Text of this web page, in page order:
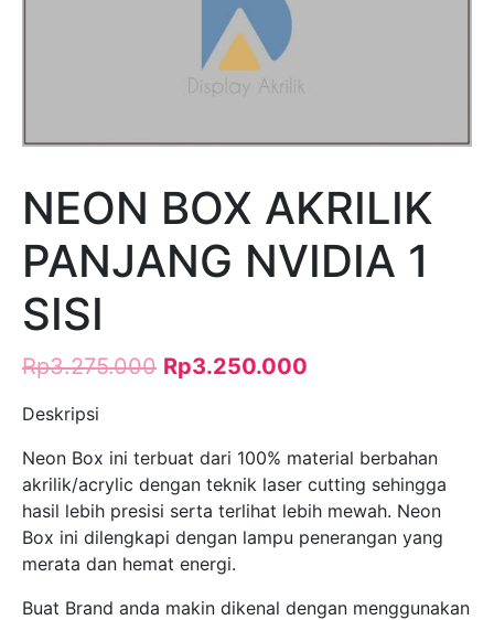
NEON BOX AKRILIK
PANJANG NVIDIA 1
SISI
Rp3.275.000 Rp3.250.000
Deskripsi
Neon Box ini terbuat dari 100% material berbahan
akrilik/acrylic dengan teknik laser cutting sehingga
hasil lebih presisi serta terlihat lebih mewah. Neon
Box ini dilengkapi dengan lampu penerangan yang
merata dan hemat energi.
Buat Brand anda makin dikenal dengan menggunakan